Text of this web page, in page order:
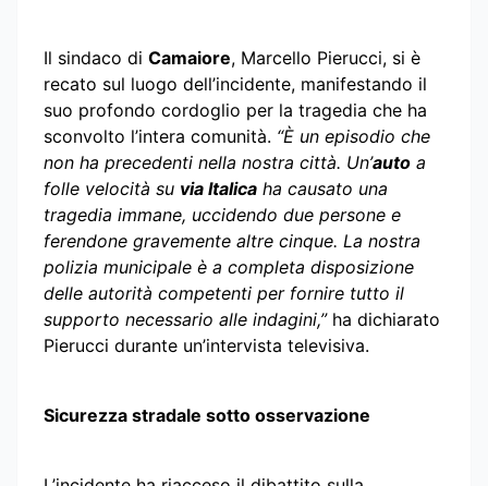
Il sindaco di Camaiore, Marcello Pierucci, si è
recato sul luogo dell’incidente, manifestando il
suo profondo cordoglio per la tragedia che ha
sconvolto l’intera comunità. “È un episodio che
non ha precedenti nella nostra città. Un’auto a
folle velocità su via Italica ha causato una
tragedia immane, uccidendo due persone e
ferendone gravemente altre cinque. La nostra
polizia municipale è a completa disposizione
delle autorità competenti per fornire tutto il
supporto necessario alle indagini,”ha dichiarato
Pierucci durante un’intervista televisiva.
Sicurezza stradale sotto osservazione